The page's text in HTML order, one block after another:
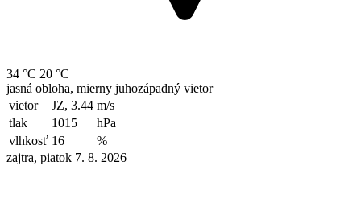
34 °C 20 °C
jasná obloha, mierny juhozápadný vietor
vietor
JZ, 3.44 m/s
tlak
1015
hPa
vlhkosť 16
%
zajtra, piatok 7. 8. 2026